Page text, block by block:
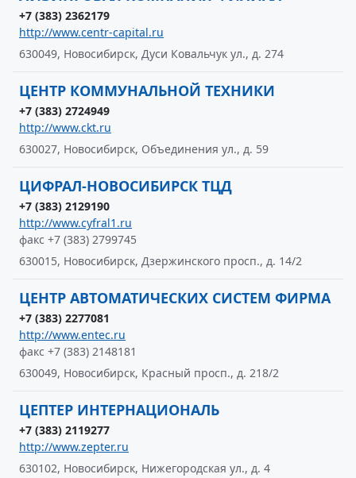
+7 (383) 2362179
http://www.centr-capital.ru
630049, Новосибирск, Дуси Ковальчук ул., д. 274
ЦЕНТР КОММУНАЛЬНОЙ ТЕХНИКИ
+7 (383) 2724949
http://www.ckt.ru
630027, Новосибирск, Объединения ул., д. 59
ЦИФРАЛ-НОВОСИБИРСК ТЦД
+7 (383) 2129190
http://www.cyfral1.ru
факс +7 (383) 2799745
630015, Новосибирск, Дзержинского просп., д. 14/2
ЦЕНТР АВТОМАТИЧЕСКИХ СИСТЕМ ФИРМА
+7 (383) 2277081
http://www.entec.ru
факс +7 (383) 2148181
630049, Новосибирск, Красный просп., д. 218/2
ЦЕПТЕР ИНТЕРНАЦИОНАЛЬ
+7 (383) 2119277
http://www.zepter.ru
630102, Новосибирск, Нижегородская ул., д. 4